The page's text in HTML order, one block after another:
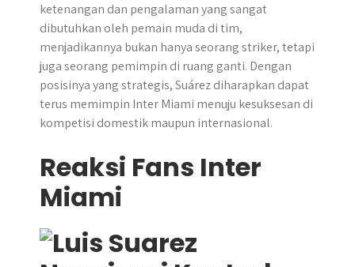
ketenangan dan pengalaman yang sangat
dibutuhkan oleh pemain muda di tim,
menjadikannya bukan hanya seorang striker, tetapi
juga seorang pemimpin di ruang ganti. Dengan
posisinya yang strategis, Suárez diharapkan dapat
terus memimpin Inter Miami menuju kesuksesan di
kompetisi domestik maupun internasional.
Reaksi Fans Inter
Miami